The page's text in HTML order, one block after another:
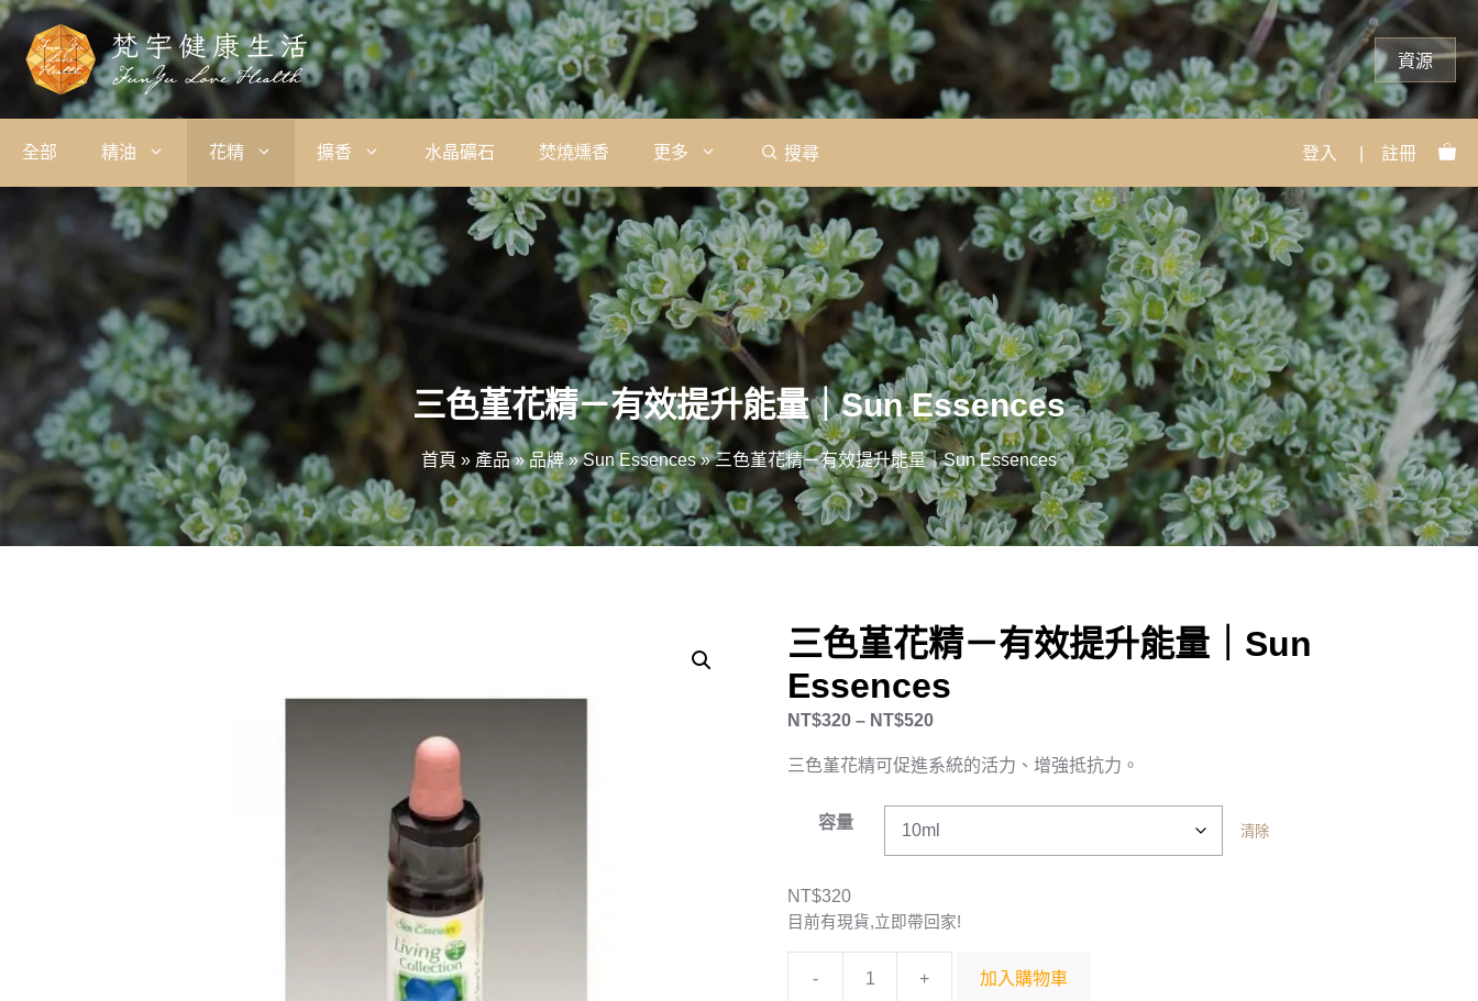
資源
全部 精油 花精 擴香 水晶礦石 焚燒燻香 更多 搜尋 登入 註冊
三色堇花精－有效提升能量｜Sun Essences
首頁 » 產品 » 品牌 » Sun Essences » 三色堇花精－有效提升能量｜Sun Essences
三色堇花精－有效提升能量｜Sun
Essences
NT$320 – NT$520
三色堇花精可促進系統的活力、增強抵抗力。
容量 清除
NT$320
目前有現貨,立即帶回家!
- + 加入購物車